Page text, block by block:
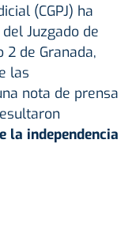
(CGPJ) ha
Juzgado de
de Granada,
las
nota de prensa
la independencia